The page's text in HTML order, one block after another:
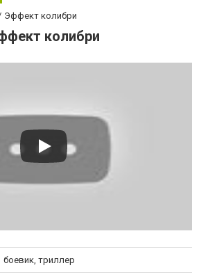
Эффект колибри
колибри
боевик, триллер